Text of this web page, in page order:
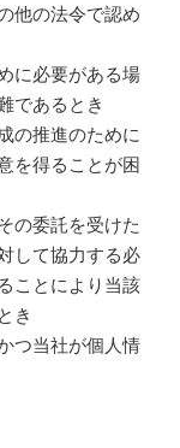
他の法令で認め
に必要がある場
であるとき
の推進のために
を得ることが困
の委託を受けた
して協力する必
ことにより当該
き
つ当社が個人情